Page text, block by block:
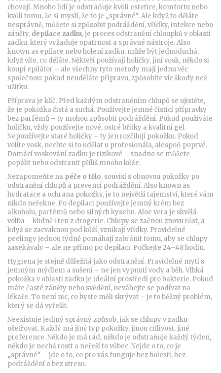
chovají. Mnoho lidí je odstraňuje kvůli estetice, komfortu nebo
kvůli tomu, že si myslí, že to je „správné“. Ale když to děláte
nesprávně, můžete si způsobit podráždění, vřídky, infekce nebo
záněty. depilace zadku,je proces odstranění chloupků v oblasti
zadku, který vyžaduje opatrnost a správné nástroje. Also
known as epilace nebo holení zadku, může být jednoduchá,
když víte, co děláte.Někteří používají holičky, jiní vosk, někdo si
koupí epilátor – ale všechny tyto metody mají jednu věc
společnou: pokud neuděláte přípravu, způsobíte víc škody než
užitku.
Příprava je klíč. Před každým odstraněním chlupů se ujistěte,
že je pokožka čistá a suchá. Používejte jemné čisticí přípravky
bez parfémů – ty mohou způsobit podráždění. Pokud používáte
holičku, vždy používejte nové, ostré břitky a kvalitní gel.
Nepoužívejte staré holičky – ty jen rozčilují pokožku. Pokud
volíte vosk, nechte si to udělat u profesionála, alespoň poprvé.
Domácí voskování zadku je rizikové – snadno se můžete
popálit nebo odstranit příliš mnoho kůže.
Nezapomeňte na péče o tělo, souvisí s obnovou pokožky po
odstranění chlupů a prevencí podráždění. Also known as
hydratace a ochrana pokožky, je to největší tajemství, které vám
nikdo neřekne. Po depilaci používejte jemný krém bez
alkoholu, parfémů nebo silných kyselin. Aloe vera je skvělá
volba – klidně i ten z drogerie. Chlupy se začnou znovu růst, a
když se zacvaknou pod kůží, vznikají vřídky. Pravidelné
peelingy jednou týdně pomáhají zabránit tomu, aby se chlupy
zasekávaly – ale ne přímo po depilaci. Počkejte 24–48 hodin.
Hygiena je stejně důležitá jako odstranění. Pravidelné mytí s
jemným mýdlem a sušení – ne jen vypnutí vody a běh. Vlhká
pokožka v oblasti zadku je ideální prostředí pro bakterie. Pokud
máte časté záněty nebo svědění, neváhejte se podívat na
lékaře. To není nic, co byste měli skrývat – je to běžný problém,
který se dá vyřešit.
Neexistuje jediný správný způsob, jak se chlupy v zadku
ošetřovat. Každý má jiný typ pokožky, jinou citlivost, jiné
preference. Někdo je má rád, někdo je odstraňuje každý týden,
někdo je nechá rostt a neřeší to vůbec. Nejde o to, co je
„správné“ – jde o to, co pro vás funguje bez bolesti, bez
podráždění a bez stresu.